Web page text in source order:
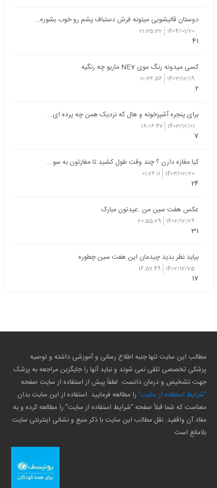
دوستان قالیشویی میتونه فرش دستباف پشم رو خوب بشوره...
1404/01/20
21:35:32
41
کسی میدونه رنگ موی NE7 ماریو چه رنگیه
1403/12/19
10:36:56
2
برای پنجره آشپزخونه و هال که نزدیک همن چه پرده ای...
1403/12/01
18:06:47
7
کیا مغازه دارن ؟ چند وقت طول کشید تا مغازتون به سو...
1403/02/20
01:26:11
24
عکس هفت سین من .عیدتون مبارک
1402/12/29
20:55:29
31
بیاید نظر بدید چیدمان این هفت سین چطوره
1402/12/25
16:57:49
17
مطالب این سایت تنها جنبه اطلاع رسانی و آموزشی داشته و توصیه
پزشکی تخصصی تلقی نمی شوند و نباید آنها را جایگزین مراجعه به پزشک
جهت تشخیص و درمان دانست. لطفاً پیش از استفاده از سایت صفحه
"شرایط استفاده از سایت" را مطالعه فرمایید. استفاده از این سایت بدان
معناست که شما قبلاً صفحه "شرایط استفاده از سایت" را مطالعه کرده و به
مفاد آن واقفید. نقل مطالب این سایت با ذکر منبع و نشانی اینترنتی سایت
بلامانع است